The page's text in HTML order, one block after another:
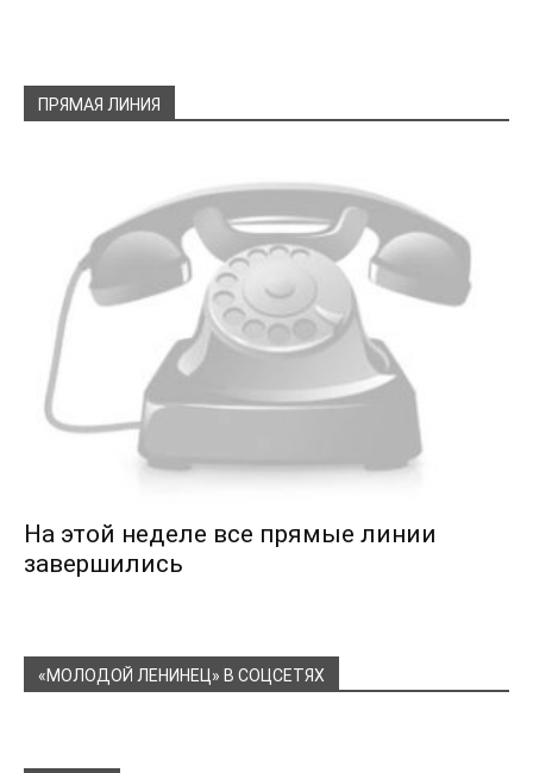
ПРЯМАЯ ЛИНИЯ
На этой неделе все прямые линии
завершились
«МОЛОДОЙ ЛЕНИНЕЦ» В СОЦСЕТЯХ